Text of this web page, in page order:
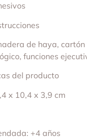
de haya,
funciones
del producto
x 10,4 x 3,9 cm
+4 años